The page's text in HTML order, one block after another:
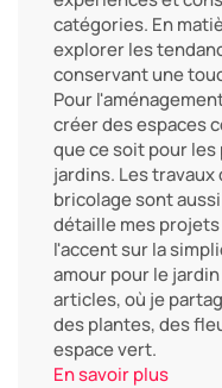
catégories. En
explorer les
conservant une
Pour
créer des espaces
que ce soit pour
jardins. Les
bricolage sont
détaille mes
l'accent sur la
amour pour le
articles, où je
des plantes, des
espace vert.
En savoir plus